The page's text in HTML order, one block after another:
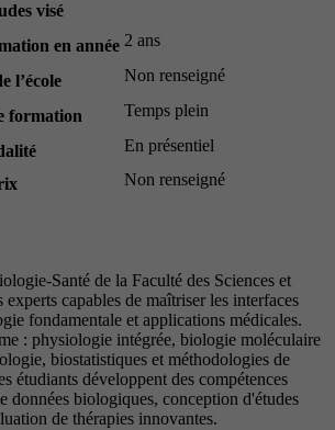
visé
en année 2 ans
l’école Non renseigné
formation Temps plein
En présentiel
Non renseigné
Santé de la Faculté des Sciences et
capables de maîtriser les interfaces
fondamentale et applications médicales.
: physiologie intégrée, biologie moléculaire
biostatistiques et méthodologies de
étudiants développent des compétences
données biologiques, conception d'études
de thérapies innovantes.